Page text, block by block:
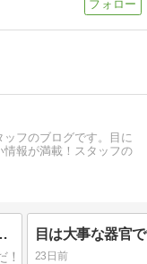
フのブログです。目に
報が満載！スタッフの
ガネが出ました！
23日前